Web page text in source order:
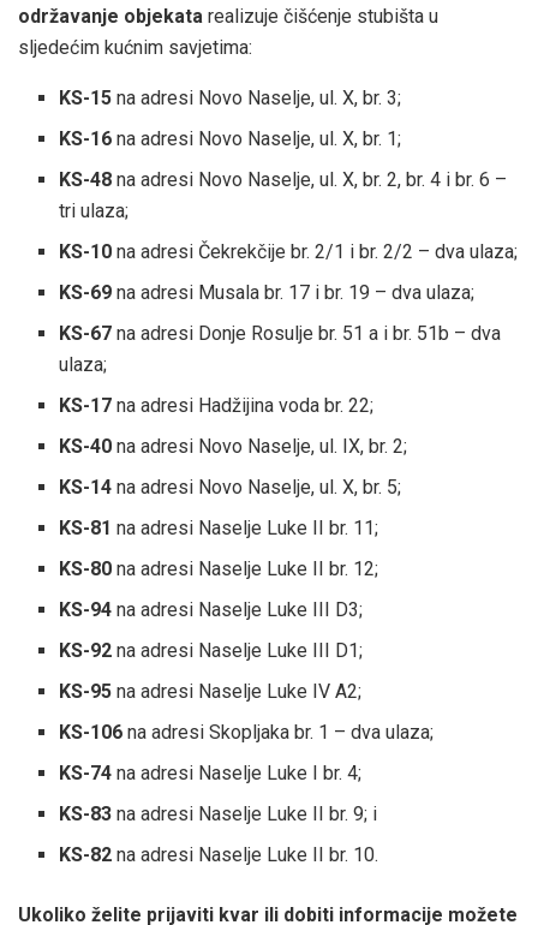
održavanje objekata realizuje čišćenje stubišta u
sljedećim kućnim savjetima:
KS-15na adresi Novo Naselje, ul. X, br. 3;
KS-16na adresi Novo Naselje, ul. X, br. 1;
KS-48na adresi Novo Naselje, ul. X, br. 2, br. 4 i br. 6 –
tri ulaza;
KS-10na adresi Čekrekčije br. 2/1 i br. 2/2 – dva ulaza;
KS-69 na adresi Musala br. 17 i br. 19 – dva ulaza;
KS-67na adresi Donje Rosulje br. 51 a i br. 51b – dva
ulaza;
KS-17na adresi Hadžijina voda br. 22;
KS-40na adresi Novo Naselje, ul. IX, br. 2;
KS-14na adresi Novo Naselje, ul. X, br. 5;
KS-81na adresi Naselje Luke II br. 11;
KS-80na adresi Naselje Luke II br. 12;
KS-94na adresi Naselje Luke III D3;
KS-92na adresi Naselje Luke III D1;
KS-95na adresi Naselje Luke IV A2;
KS-106 na adresi Skopljaka br. 1 – dva ulaza;
KS-74na adresi Naselje Luke I br. 4;
KS-83na adresi Naselje Luke II br. 9; i
KS-82na adresi Naselje Luke II br. 10.
Ukoliko želite prijaviti kvar ili dobiti informacije možete